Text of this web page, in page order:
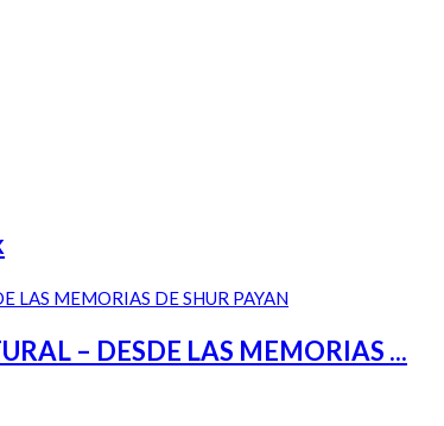
– DESDE LAS MEMORIAS ...